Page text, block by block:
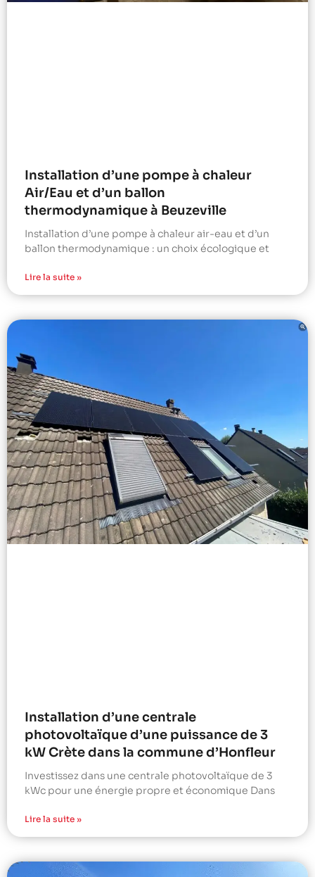
Installation d’une pompe à chaleur
Air/Eau et d’un ballon
thermodynamique à Beuzeville
Installation d’une pompe à chaleur air-eau et d’un
ballon thermodynamique : un choix écologique et
Lire la suite »
Installation d’une centrale
photovoltaïque d’une puissance de 3
kW Crète dans la commune d’Honfleur
Investissez dans une centrale photovoltaïque de 3
kWc pour une énergie propre et économique Dans
Lire la suite »